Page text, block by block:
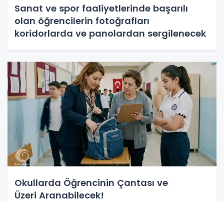
Sanat ve spor faaliyetlerinde başarılı
olan öğrencilerin fotoğrafları
koridorlarda ve panolardan sergilenecek
Okullarda Öğrencinin Çantası ve
Üzeri Aranabilecek!